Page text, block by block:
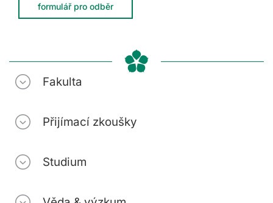
formulář pro odběr
Fakulta
Přijímací zkoušky
Studium